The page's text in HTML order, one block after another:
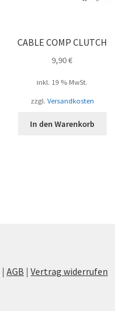
CABLE COMP CLUTCH
9,90€
inkl. 19 % MwSt.
zzgl. Versandkosten
In den Warenkorb
|AGB |Vertrag widerrufen